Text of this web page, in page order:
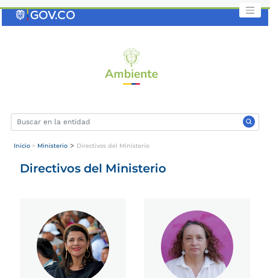
Inicio > Ministerio > Directivos del Ministerio
Directivos del Ministerio